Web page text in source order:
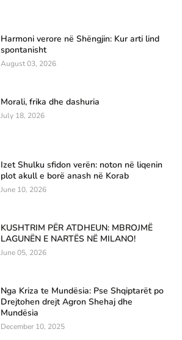
Harmoni verore në Shëngjin: Kur arti lind
spontanisht
August 03, 2026
Morali, frika dhe dashuria
July 18, 2026
Izet Shulku sfidon verën: noton në liqenin
plot akull e borë anash në Korab
June 10, 2026
KUSHTRIM PËR ATDHEUN: MBROJMË
LAGUNËN E NARTËS NË MILANO!
June 05, 2026
Nga Kriza te Mundësia: Pse Shqiptarët po
Drejtohen drejt Agron Shehaj dhe
Mundësia
December 10, 2025